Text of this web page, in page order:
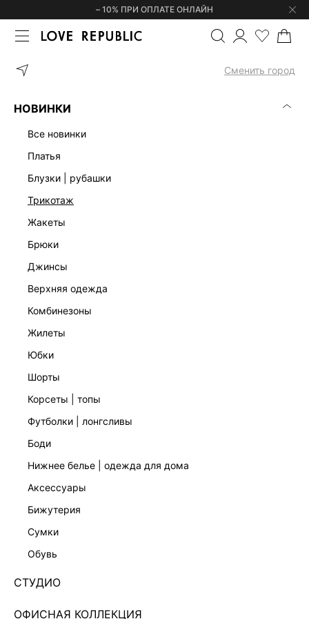
– 10% ПРИ ОПЛАТЕ ОНЛАЙН
Сменить город
НОВИНКИ
все новинки
платья
блузки | рубашки
трикотаж
жакеты
брюки
джинсы
верхняя одежда
комбинезоны
жилеты
юбки
шорты
корсеты | топы
футболки | лонгсливы
боди
нижнее белье | одежда для дома
аксессуары
бижутерия
сумки
обувь
СТУДИО
ОФИСНАЯ КОЛЛЕКЦИЯ
ГЛАВНАЯ АТЛАСНЫЙ ТОП С
АТЛАСНЫЙ ТОП С КРУЖЕВОМ 6254015315-49
Нет в наличии
ЦВЕТ:СИНИЙ/НЕБЕСНО-ГОЛУБОЙ
РАЗМЕР
ОПИСАНИЕ И ОБМЕРЫ
Артикул: 6254015315